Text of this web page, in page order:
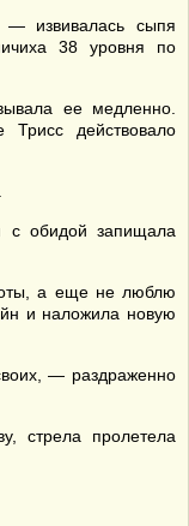
извивалась сыпя
38 уровня по
ее медленно.
действовало
обидой запищала
а еще не люблю
и наложила новую
— раздраженно
стрела пролетела